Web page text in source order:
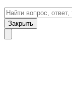
Закрыть